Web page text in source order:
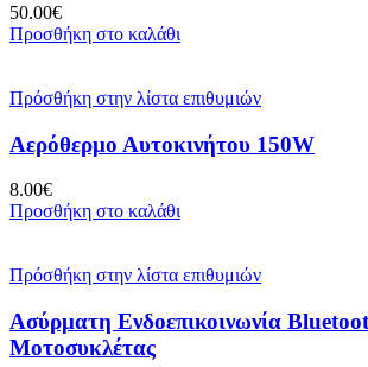
50.00€
Προσθήκη στο καλάθι
Πρόσθήκη στην λίστα επιθυμιών
Αερόθερμο Αυτοκινήτου 150W
8.00€
Προσθήκη στο καλάθι
Πρόσθήκη στην λίστα επιθυμιών
Ασύρματη Ενδοεπικοινωνία
Μοτοσυκλέτας